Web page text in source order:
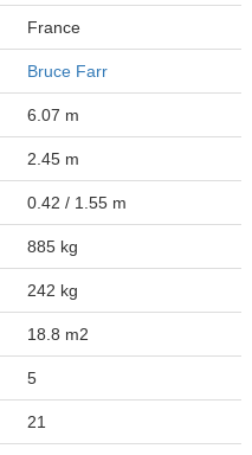
France
Bruce Farr
6.07 m
2.45 m
0.42 / 1.55 m
885 kg
242 kg
18.8 m2
5
21